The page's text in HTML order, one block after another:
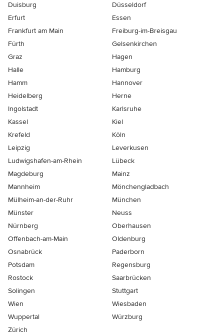
Duisburg
Düsseldorf
Erfurt
Essen
Frankfurt am Main
Freiburg-im-Breisgau
Fürth
Gelsenkirchen
Graz
Hagen
Halle
Hamburg
Hamm
Hannover
Heidelberg
Herne
Ingolstadt
Karlsruhe
Kassel
Kiel
Krefeld
Köln
Leipzig
Leverkusen
Ludwigshafen-am-Rhein
Lübeck
Magdeburg
Mainz
Mannheim
Mönchen­gladbach
Mülheim-an-der-Ruhr
München
Münster
Neuss
Nürnberg
Oberhausen
Offenbach-am-Main
Oldenburg
Osnabrück
Paderborn
Potsdam
Regensburg
Rostock
Saarbrücken
Solingen
Stuttgart
Wien
Wiesbaden
Wuppertal
Würzburg
Zürich